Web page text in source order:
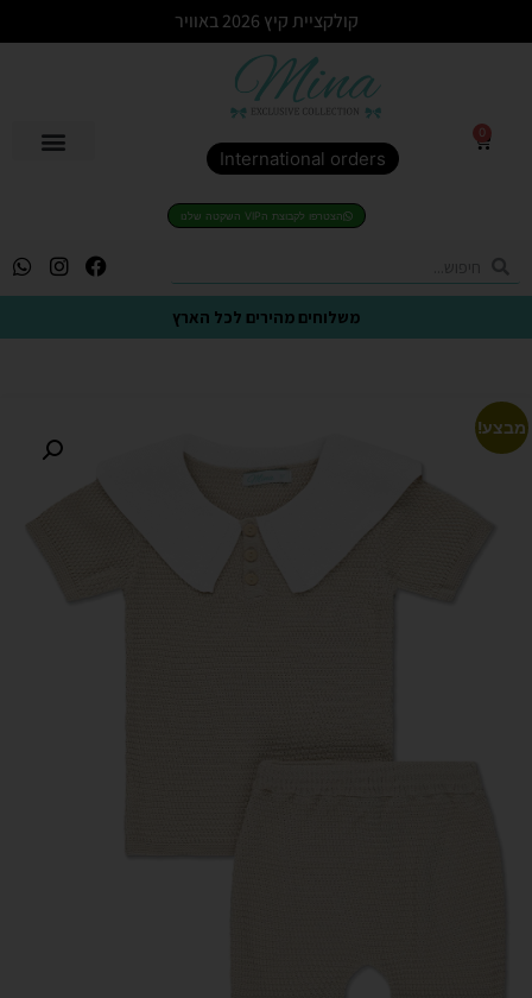
קולקציית קיץ 2026 באוויר
0
International orders
הצטרפו לקבוצת הVIP השקטה שלנו
משלוחים מהירים לכל הארץ
מבצע!